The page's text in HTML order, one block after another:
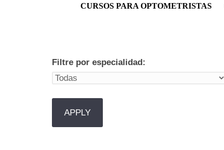
Menú principal
CURSOS PARA OPTOMETRISTAS
Filtre por especialidad: